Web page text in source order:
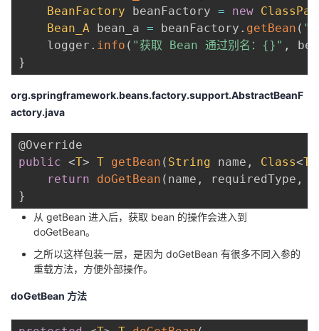
BeanFactory beanFactory = new
Bean_A bean_a = beanFactory . getBean (
    logger
. info ( "获取 Bean 通过别名：{}" ,
}
org.springframework.beans.factory.support.AbstractBeanF
actory.java
@Override
public <T> T getBean ( String name , Class<T
return
doGetBean ( name , requiredType ,
}
从 getBean 进入后，获取 bean 的操作会进入到
doGetBean。
之所以这样包装一层，是因为 doGetBean 有很多不同入参的
重载方法，方便外部操作。
doGetBean 方法